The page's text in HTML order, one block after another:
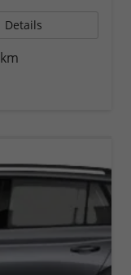
Details